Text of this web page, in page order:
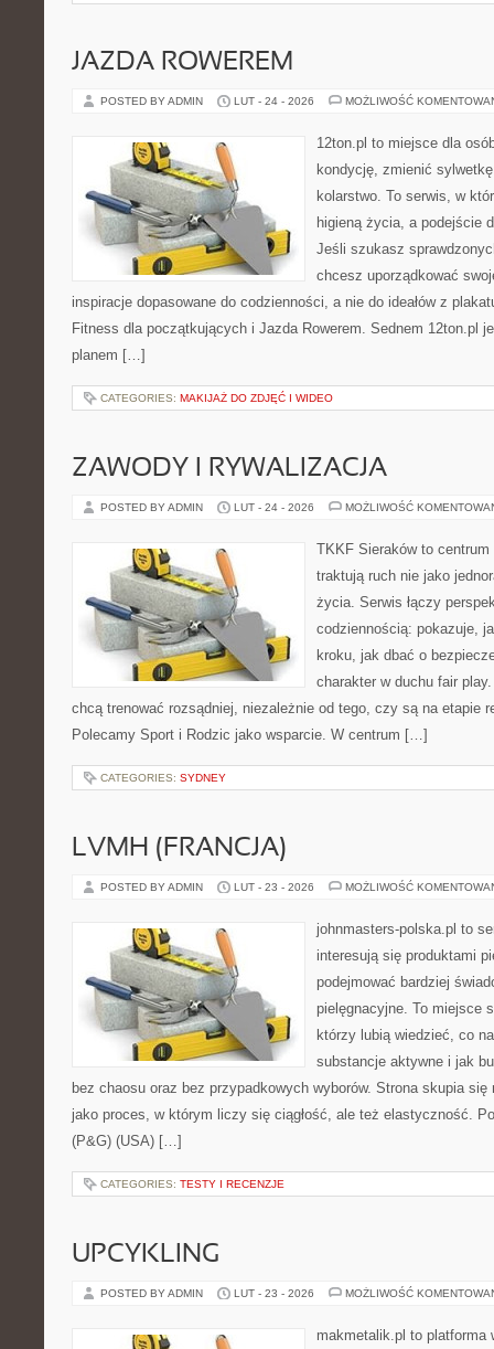
JAZDA ROWEREM
POSTED BY ADMIN LUT - 24 - 2026 MOŻLIWOŚĆ
12ton.pl to miejsce dla
kondycję, zmienić
kolarstwo. To serwis, w
higieną życia, a podejście
Jeśli szukasz
chcesz uporządkować
inspiracje dopasowane do codzienności, a nie do ideałów z
Fitness dla początkujących i Jazda Rowerem. Sednem 12ton.pl
planem […]
CATEGORIES: MAKIJAŻ DO ZDJĘĆ I WIDEO
ZAWODY I RYWALIZACJA
POSTED BY ADMIN LUT - 24 - 2026 MOŻLIWOŚĆ
TKKF Sieraków to
traktują ruch nie jako
życia. Serwis łączy
codziennością: pokazuje,
kroku, jak dbać o
charakter w duchu fair
chcą trenować rozsądniej, niezależnie od tego, czy są na etapie
Polecamy Sport i Rodzic jako wsparcie. W centrum […]
CATEGORIES: SYDNEY
LVMH (FRANCJA)
POSTED BY ADMIN LUT - 23 - 2026 MOŻLIWOŚĆ
johnmasters-polska.pl to
interesują się produktami
podejmować bardziej
pielęgnacyjne. To miejsce
którzy lubią wiedzieć, co
substancje aktywne i jak
bez chaosu oraz bez przypadkowych wyborów. Strona skupia się
jako proces, w którym liczy się ciągłość, ale też elastyczność.
(P&G) (USA) […]
CATEGORIES: TESTY I RECENZJE
UPCYKLING
POSTED BY ADMIN LUT - 23 - 2026 MOŻLIWOŚĆ
makmetalik.pl to platforma